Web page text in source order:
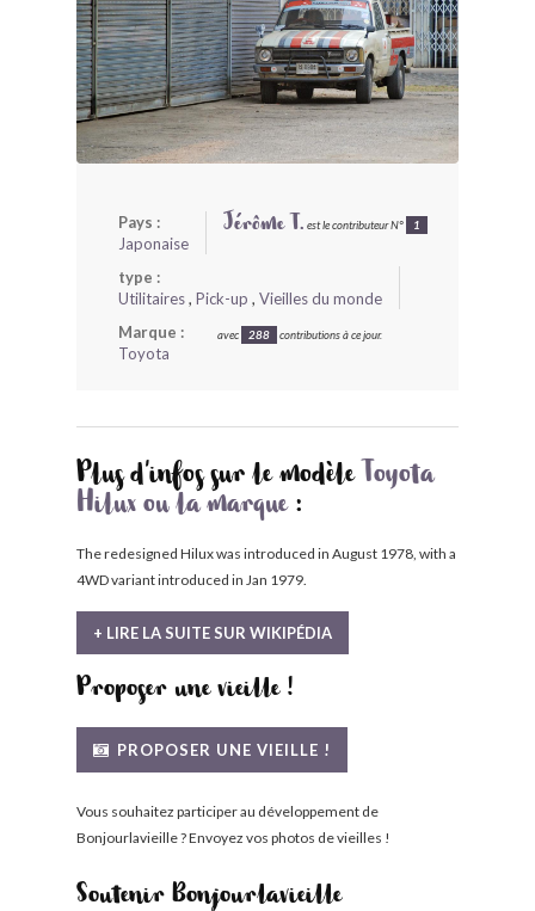
COMMENT FONCTIONNE BLV ?
Pays :
Japonaise
type :
Utilitaires, Pick-up , Vieilles du monde
Marque :
Toyota
Jérôme T. est le contributeur N° 1
avec 288 contributions à ce jour.
Plus d'infos sur le modèle Toyota
Hilux ou la marque:
The redesigned Hilux was introduced in August 1978, with a
4WD variant introduced in Jan 1979.
+ LIRE LA SUITE SUR WIKIPÉDIA
Proposer une vieille !
PROPOSER UNE VIEILLE !
Vous souhaitez participer au développement de
Bonjourlavieille ? Envoyez vos photos de vieilles !
Soutenir Bonjourlavieille